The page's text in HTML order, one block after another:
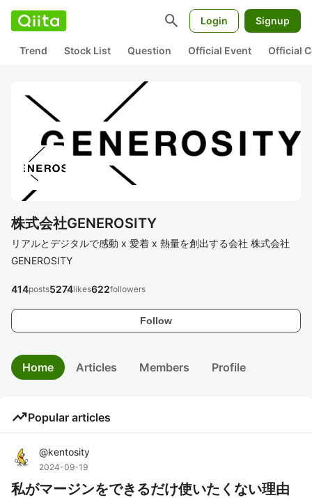
search Login Signup
Trend Stock List Question Official Event Official
株式会社GENEROSITY
リアルとデジタルで感動 x 愛着 x 熱量を創出する会社 株式会社
GENEROSITY
Follow
414posts5274likes622followers
Home Articles Members Profile
trending_upPopular articles
@kentosity
2024-09-19
私がマージンをできるだけ使いたくない理由